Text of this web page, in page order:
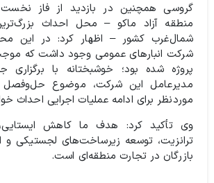
گروسی همچنین در بازدید از فاز
منطقه آزاد ماکو – محل احداث
شمال‌غرب کشور – اظهار کرد: در این
شرکت انبارهای عمومی وجود داشت که
پروژه شده بود؛ خوشبختانه با
مدیرعامل این شرکت، موضوع
موردنظر برای ادامه عملیات اجرایی احداث
وی تأکید کرد: هدف ما کاهش
ترانزیت، توسعه زیرساخت‌های لجستیکی و
بازرگان در تجارت منطقه‌ای است.